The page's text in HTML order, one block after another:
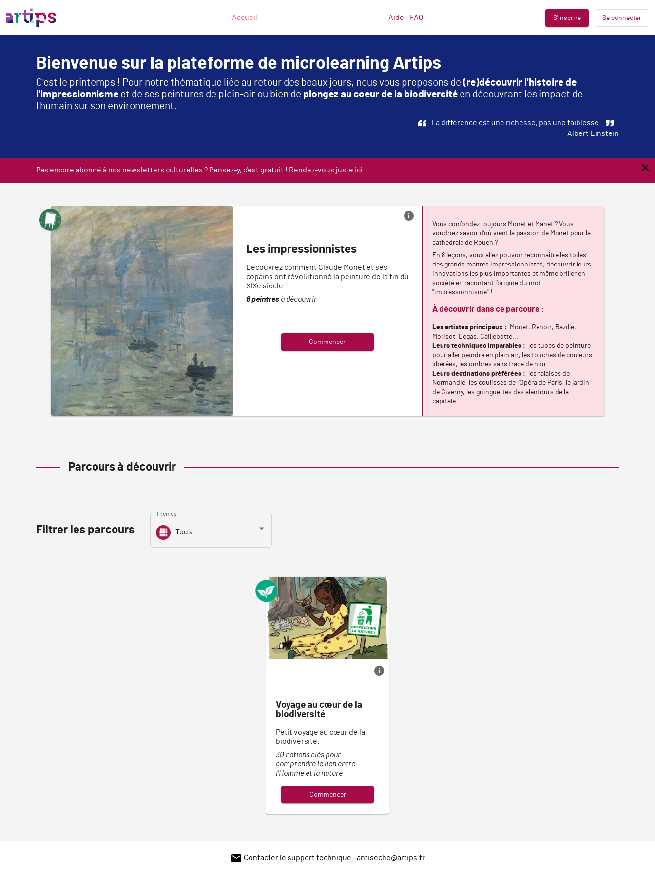
Accueil Aide - FAQ S'inscrire Se connecter
Bienvenue sur la plateforme de microlearning Artips
C'est le printemps ! Pour notre thématique liée au retour des beaux jours, nous vous proposons de (re)découvrir l'histoire de
l'impressionnismeet de ses peintures de plein-air ou bien de plongez au coeur de la biodiversitéen découvrant les impact de
l'humain sur son environnement.
La différence est une richesse, pas une faiblesse.
Albert Einstein
clear
Pas encore abonné à nos newsletters culturelles ? Pensez-y, c'est gratuit ! Rendez-vous juste ici...
info
Les impressionnistes
Découvrez comment Claude Monet et ses
copains ont révolutionné la peinture de la fin du
XIXe siècle !
8 peintresà découvrir
Commencer
Vous confondez toujours Monet et Manet ? Vous
voudriez savoir d’où vient la passion de Monet pour la
cathédrale de Rouen ?
En 8 leçons, vous allez pouvoir reconnaître les toiles
des grands maîtres impressionnistes, découvrir leurs
innovations les plus importantes et même briller en
société en racontant l’origine du mot
"impressionnisme" !
À découvrir dans ce parcours :
Les artistes principaux : Monet, Renoir, Bazille,
Morisot, Degas, Caillebotte
Leurs techniques imparables :
les tubes de peinture
pour aller peindre en plein air, les touches de couleurs
libérées, les ombres sans trace de noir
Leurs destinations préférées :
les falaises de
Normandie, les coulisses de l’Opéra de Paris, le jardin
de Giverny, les guinguettes des alentours de la
capitale
Parcours à découvrir
Filtrer les parcours Tous
Thèmes
info
Voyage au cœur de la
biodiversité
Petit voyage au cœur de la
biodiversité.
30 notions clés pour
comprendre le lien entre
l’Homme et la nature
Commencer
mail Contacter le support technique : antiseche@artips.fr